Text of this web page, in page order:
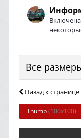
Все
Назад к
Thumb(100x100)